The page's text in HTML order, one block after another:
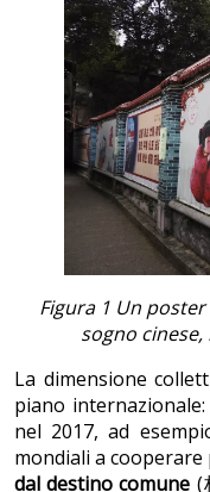
Figura 1 Un
sogno
La dimensione
piano
nel 2017, ad
mondiali a
dal destino comune (